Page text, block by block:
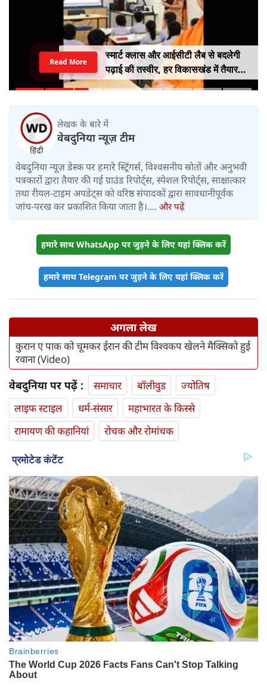
स्मार्ट क्लास और आईसीटी लैब से बदलेगी
पढ़ाई की तस्वीर, हर विकासखंड में तैयार
होंगे मास्टर ट्रेनर
Read More
लेखक के बारे में
वेबदुनिया न्यूज़ टीम
वेबदुनिया न्यूज़ डेस्क पर हमारे स्ट्रिंगर्स, विश्वसनीय स्रोतों और अनुभवी
पत्रकारों द्वारा तैयार की गई ग्राउंड रिपोर्ट्स, स्पेशल रिपोर्ट्स, साक्षात्कार
तथा रीयल-टाइम अपडेट्स को वरिष्ठ संपादकों द्वारा सावधानीपूर्वक
जांच-परख कर प्रकाशित किया जाता है।.... और पढ़ें
हमारे साथ WhatsApp पर जुड़ने के लिए यहां क्लिक करें
हमारे साथ Telegram पर जुड़ने के लिए यहां क्लिक करें
अगला लेख
कुरान ए पाक को चूमकर ईरान की टीम विश्वकप खेलने मैक्सिको हुई
रवाना (Video)
वेबदुनिया पर पढ़ें : समाचार बॉलीवुड
ज्योतिष
लाइफ स्‍टाइल
धर्म-संसार
महाभारत के किस्से
रामायण की कहानियां
रोचक और रोमांचक